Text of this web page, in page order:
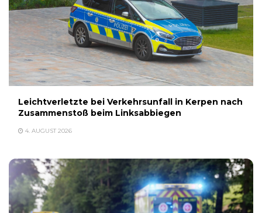
Leichtverletzte bei Verkehrsunfall in Kerpen nach
Zusammenstoß beim Linksabbiegen
4. AUGUST 2026